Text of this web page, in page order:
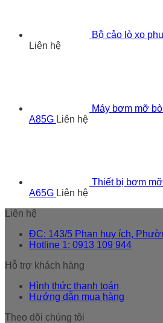
Bộ cảo lò xo
Liên hệ
Máy bơm mỡ
A85G Liên hệ
Thiết bị bơm
A65G Liên hệ
Liên hệ
ĐC: 143/5 Phan huy ích,
Hotline 1: 0913 109 944
Hỗ trợ khách hàng
Hình thức thanh toán
Hướng dẫn mua hàng
Theo dõi chúng tôi